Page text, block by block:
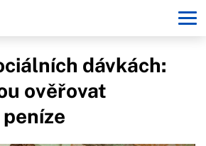
dávkách:
ověřovat